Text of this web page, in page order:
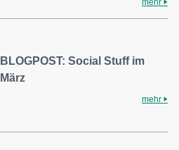
mehr
BLOGPOST: Social Stuff im
März
mehr